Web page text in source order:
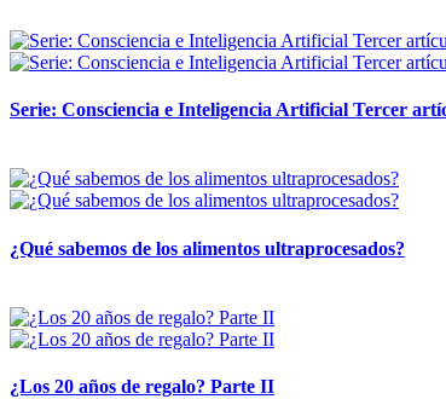
Serie: Consciencia e Inteligencia Artificial Tercer
¿Qué sabemos de los alimentos ultraprocesados?
¿Los 20 años de regalo? Parte II